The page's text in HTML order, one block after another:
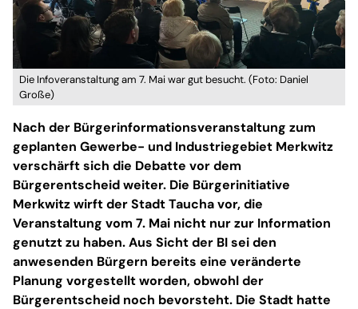
Die Infoveranstaltung am 7. Mai war gut besucht. (Foto: Daniel
Große)
Nach der Bürgerinformationsveranstaltung zum
geplanten Gewerbe- und Industriegebiet Merkwitz
verschärft sich die Debatte vor dem
Bürgerentscheid weiter. Die Bürgerinitiative
Merkwitz wirft der Stadt Taucha vor, die
Veranstaltung vom 7. Mai nicht nur zur Information
genutzt zu haben. Aus Sicht der BI sei den
anwesenden Bürgern bereits eine veränderte
Planung vorgestellt worden, obwohl der
Bürgerentscheid noch bevorsteht. Die Stadt hatte